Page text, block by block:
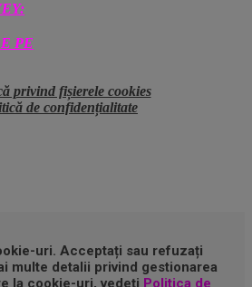
PE
privind fișierele cookies
de confidențialitate
uri. Acceptați sau refuzați
multe detalii privind gestionarea
la cookie-uri, vedeți Politica de